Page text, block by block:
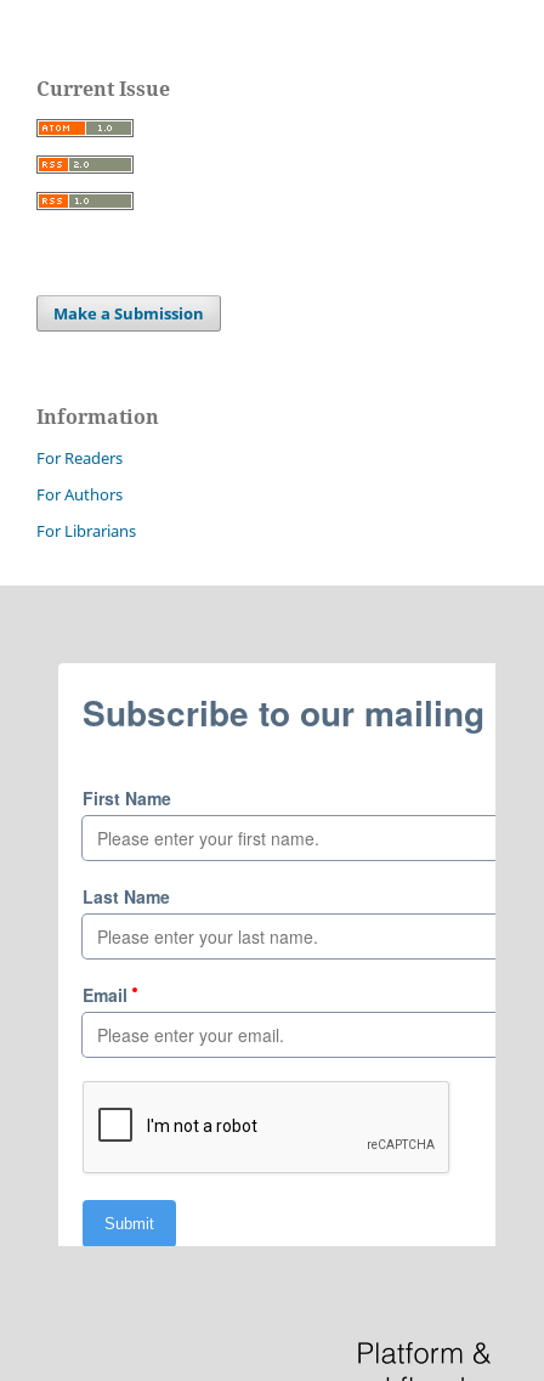
Current Issue
Make a Submission
Information
For Readers
For Authors
For Librarians